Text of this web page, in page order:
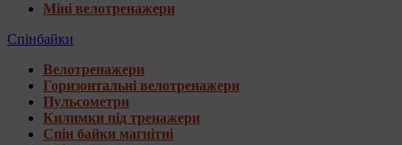
Міні велотренажери
Спінбайки
Велотренажери
Горизонтальні велотренажери
Пульсометри
Килимки під тренажери
Спін байки магнітні